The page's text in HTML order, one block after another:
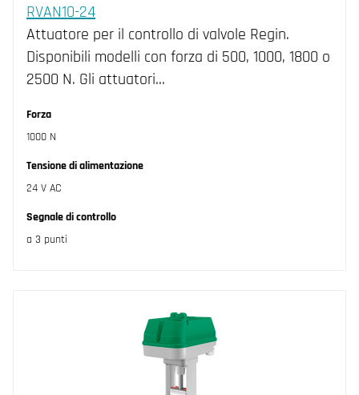
RVAN10-24
Attuatore per il controllo di valvole Regin.
Disponibili modelli con forza di 500, 1000, 1800 o
2500 N. Gli attuatori…
Forza
1000 N
Tensione di alimentazione
24 V AC
Segnale di controllo
a 3 punti